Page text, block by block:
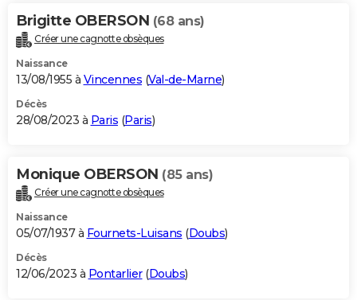
Brigitte OBERSON (68 ans)
Créer une cagnotte obsèques
Naissance
13/08/1955 à Vincennes (Val-de-Marne)
Décès
28/08/2023 à Paris (Paris)
Monique OBERSON (85 ans)
Créer une cagnotte obsèques
Naissance
05/07/1937 à Fournets-Luisans (Doubs)
Décès
12/06/2023 à Pontarlier(Doubs)